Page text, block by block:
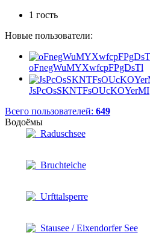
1 гость
Новые пользователи:
oFnegWuMYXwfcpFPgDsTl
JsPcOsSKNTFsOUcKOYerMI
Всего пользователей: 649
Водоёмы
Raduschsee
Bruchteiche
Urfttalsperre
Stausee / Eixendorfer See